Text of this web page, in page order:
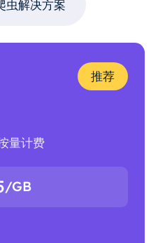
虫解决方案
推荐
量计费
/GB